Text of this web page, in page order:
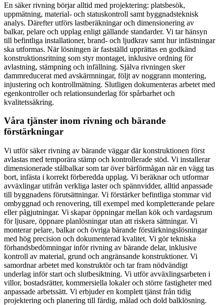
En säker rivning börjar alltid med projektering: platsbesök,
uppmätning, material- och statuskontroll samt byggnadsteknisk
analys. Därefter utförs lastberäkningar och dimensionering av
balkar, pelare och upplag enligt gällande standarder. Vi tar hänsyn
till befintliga installationer, brand- och ljudkrav samt hur infästningar
ska utformas. När lösningen är fastställd upprättas en godkänd
konstruktionsritning som styr montaget, inklusive ordning för
avlastning, stämpning och infällning. Själva rivningen sker
dammreducerat med avskärmningar, följt av noggrann montering,
injustering och kontrollmätning. Slutligen dokumenteras arbetet med
egenkontroller och relationsunderlag för spårbarhet och
kvalitetssäkring.
Våra tjänster inom rivning och bärande
förstärkningar
Vi utför säker rivning av bärande väggar där konstruktionen först
avlastas med temporära stämp och kontrollerade stöd. Vi installerar
dimensionerade stålbalkar som tar över bärförmågan när en vägg tas
bort, infästa i korrekt förberedda upplag. Vi beräknar och utformar
avväxlingar utifrån verkliga laster och spännvidder, alltid anpassade
till byggnadens förutsättningar. Vi förstärker befintliga stommar vid
ombyggnad och renovering, till exempel med kompletterande pelare
eller pågjutningar. Vi skapar öppningar mellan kök och vardagsrum
för ljusare, öppnare planlösningar utan att riskera sättningar. Vi
monterar pelare, balkar och övriga bärande förstärkningslösningar
med hög precision och dokumenterad kvalitet. Vi gör tekniska
förhandsbedömningar inför rivning av bärande delar, inklusive
kontroll av material, grund och angränsande konstruktioner. Vi
samordnar arbetet med konstruktör och tar fram nödvändigt
underlag inför start och slutbesiktning. Vi utför avväxlingsarbeten i
villor, bostadsrätter, kommersiella lokaler och större fastigheter med
anpassade arbetssätt. Vi erbjuder en komplett tjänst från tidig
projektering och planering till färdig, målad och dold balklösning.